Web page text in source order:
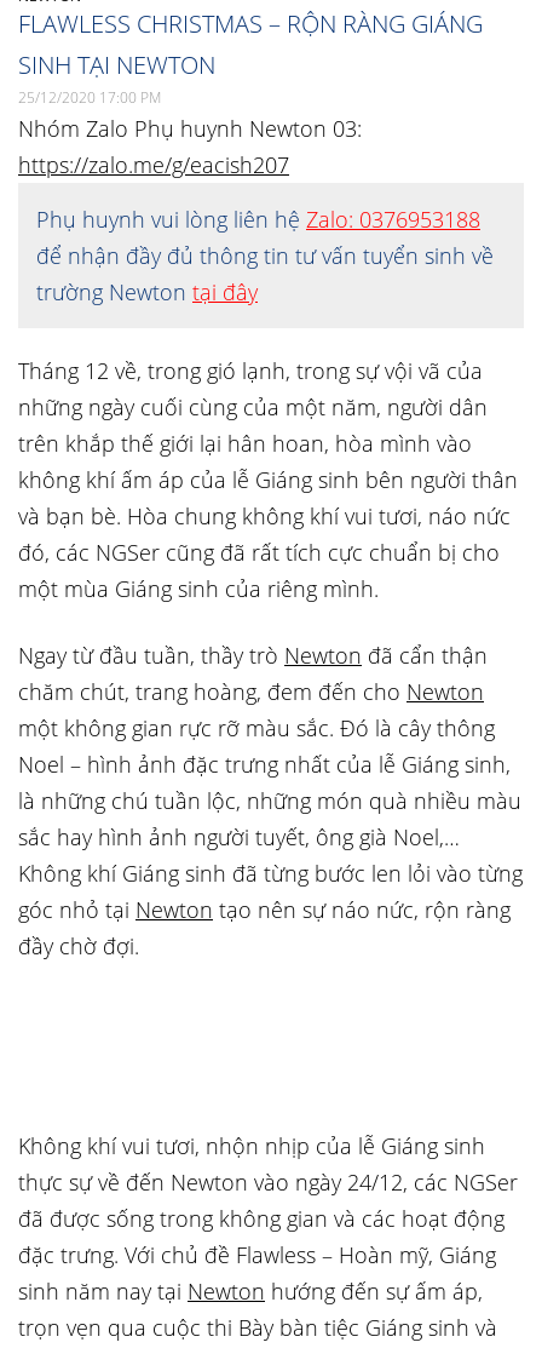
FLAWLESS CHRISTMAS – RỘN RÀNG GIÁNG
SINH TẠI NEWTON
25/12/2020 17:00 PM
Nhóm Zalo Phụ huynh Newton 03:
https://zalo.me/g/eacish207
Phụ huynh vui lòng liên hệ Zalo: 0376953188
để nhận đầy đủ thông tin tư vấn tuyển sinh về
trường Newton tại đây
Tháng 12 về, trong gió lạnh, trong sự vội vã của
những ngày cuối cùng của một năm, người dân
trên khắp thế giới lại hân hoan, hòa mình vào
không khí ấm áp của lễ Giáng sinh bên người thân
và bạn bè. Hòa chung không khí vui tươi, náo nức
đó, các NGSer cũng đã rất tích cực chuẩn bị cho
một mùa Giáng sinh của riêng mình.
Ngay từ đầu tuần, thầy trò Newton đã cẩn thận
chăm chút, trang hoàng, đem đến cho Newton
một không gian rực rỡ màu sắc. Đó là cây thông
Noel – hình ảnh đặc trưng nhất của lễ Giáng sinh,
là những chú tuần lộc, những món quà nhiều màu
sắc hay hình ảnh người tuyết, ông già Noel,…
Không khí Giáng sinh đã từng bước len lỏi vào từng
góc nhỏ tại Newton tạo nên sự náo nức, rộn ràng
đầy chờ đợi.
Không khí vui tươi, nhộn nhịp của lễ Giáng sinh
thực sự về đến Newton vào ngày 24/12, các NGSer
đã được sống trong không gian và các hoạt động
đặc trưng. Với chủ đề Flawless – Hoàn mỹ, Giáng
sinh năm nay tại Newton hướng đến sự ấm áp,
trọn vẹn qua cuộc thi Bày bàn tiệc Giáng sinh và